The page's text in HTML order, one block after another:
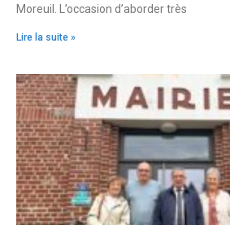
Moreuil. L’occasion d’aborder très
Lire la suite »